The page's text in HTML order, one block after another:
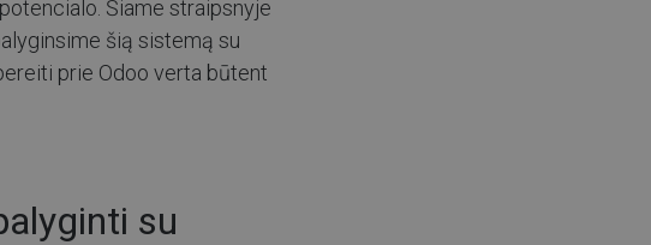
Šiame straipsnyje
šią sistemą su
prie Odoo verta būtent
su